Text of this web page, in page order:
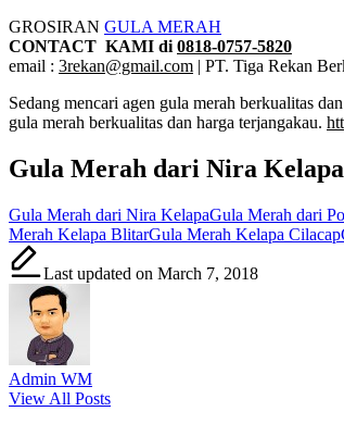
GROSIRAN GULA MERAH
CONTACT KAMI di 0818-0757-5820
email : 3rekan@gmail.com | PT. Tiga Rekan
Sedang mencari agen gula merah berkualitas
gula merah berkualitas dan harga terjangakau.
Gula Merah dari Nira Kelapa
Tags:
Gula Merah dari Nira KelapaGula Merah dari
Merah Kelapa BlitarGula Merah Kelapa Cilacap
Last updated on March 7, 2018
Admin WM
View All Posts